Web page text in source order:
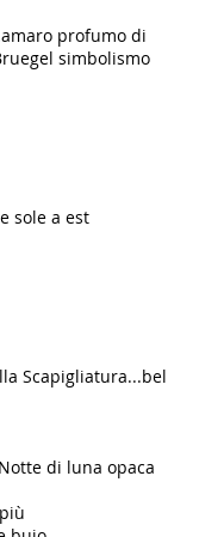
profumo di
simbolismo
sole a est
Scapigliatura...bel
di luna opaca